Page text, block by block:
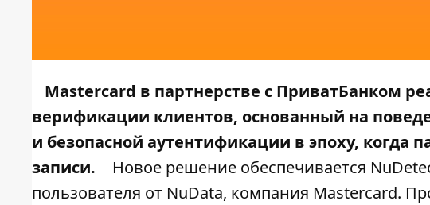
Mastercard в партнерстве с ПриватБанком
верификации клиентов, основанный на
и безопасной аутентификации в эпоху, когда
записи.
Новое решение обеспечивается
пользователя от NuData, компания Mastercard.